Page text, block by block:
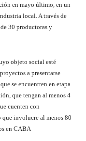
en mayo último, en un
local. A través de
30 productoras y
objeto social esté
a presentarse
se encuentren en etapa
que tengan al menos 4
cuenten con
involucre al menos 80
en CABA